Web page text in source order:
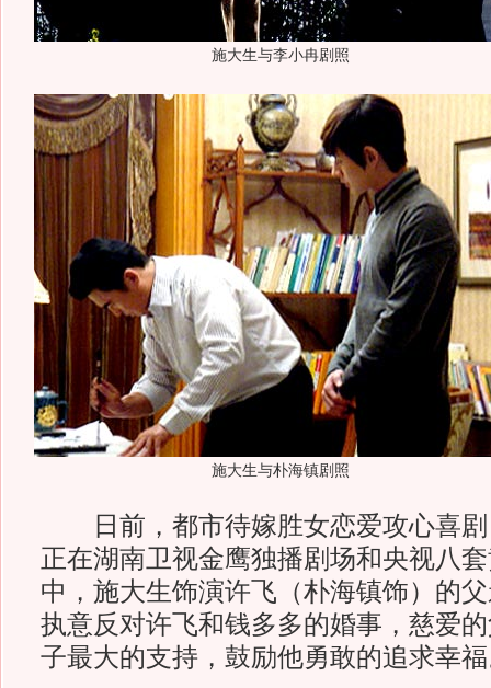
施大生与李小冉剧照
施大生与朴海镇剧照
日前，都市待嫁胜女恋爱攻心喜剧
正在湖南卫视金鹰独播剧场和央视八
中，施大生饰演许飞（朴海镇饰）的
执意反对许飞和钱多多的婚事，慈爱
子最大的支持，鼓励他勇敢的追求幸